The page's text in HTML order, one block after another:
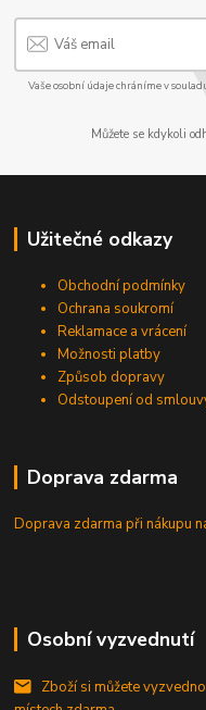
Vaše osobní údaje chráníme v
Můžete se kdykoli
Užitečné odkazy
Obchodní podmínky
Ochrana soukromí
Reklamace a vrácení
Možnosti platby
Způsob dopravy
Odstoupení od
Doprava zdarma
Doprava zdarma při nákupu
Osobní vyzvednutí
Zboží si můžete